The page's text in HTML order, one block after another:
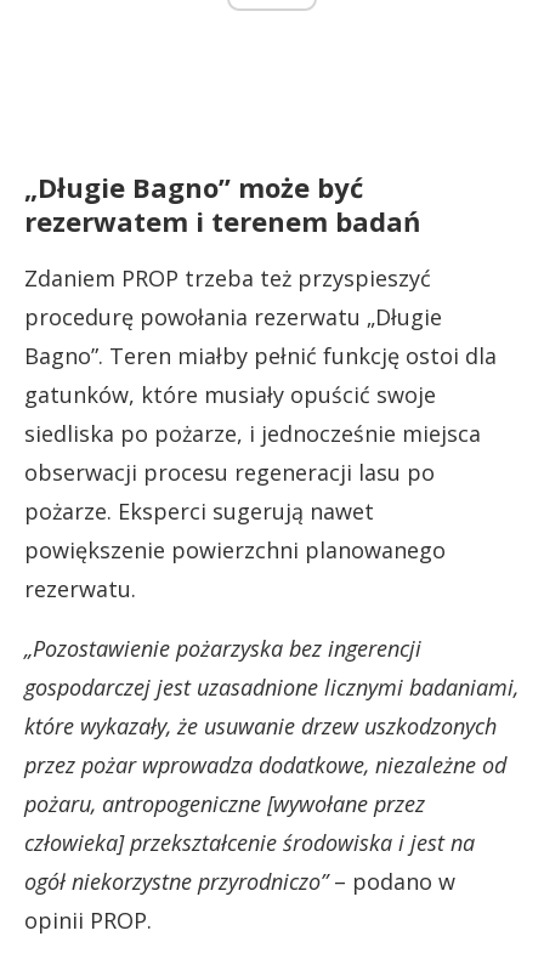
„Długie Bagno” może być
rezerwatem i terenem badań
Zdaniem PROP trzeba też przyspieszyć
procedurę powołania rezerwatu „Długie
Bagno”. Teren miałby pełnić funkcję ostoi dla
gatunków, które musiały opuścić swoje
siedliska po pożarze, i jednocześnie miejsca
obserwacji procesu regeneracji lasu po
pożarze. Eksperci sugerują nawet
powiększenie powierzchni planowanego
rezerwatu.
„Pozostawienie pożarzyska bez ingerencji
gospodarczej jest uzasadnione licznymi badaniami,
które wykazały, że usuwanie drzew uszkodzonych
przez pożar wprowadza dodatkowe, niezależne od
pożaru, antropogeniczne [wywołane przez
człowieka] przekształcenie środowiska i jest na
ogół niekorzystne przyrodniczo”– podano w
opinii PROP.